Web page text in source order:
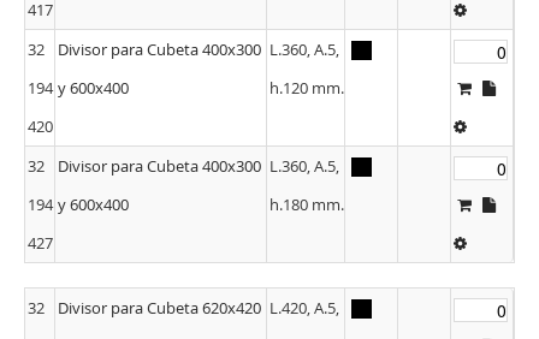
417
32
194
420
Divisor para Cubeta 400x300
y 600x400
L.360, A.5,
h.120 mm.
32
194
427
Divisor para Cubeta 400x300
y 600x400
L.360, A.5,
h.180 mm.
32
Divisor para Cubeta 620x420 L.420, A.5,